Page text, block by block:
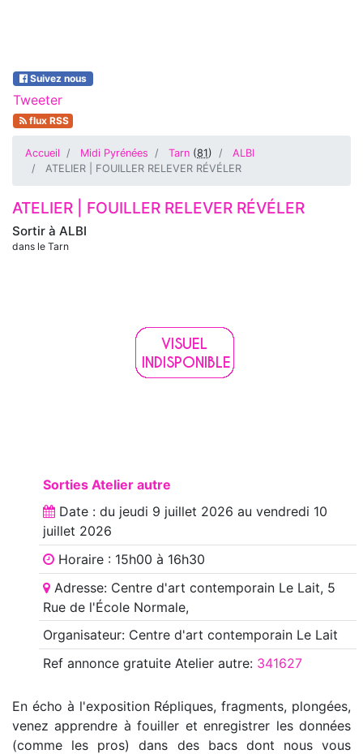
Suivez nous
Tweeter
flux RSS
Accueil Midi Pyrénées Tarn (81)
ALBI
ATELIER | FOUILLER RELEVER RÉVÉLER
Sortir à ALBI
dans le Tarn
ATELIER | FOUILLER RELEVER RÉVÉLER
Sorties Atelier autre
Date : du jeudi 9 juillet 2026 au vendredi 10
juillet 2026
Horaire : 15h00 à 16h30
Adresse: Centre d'art contemporain Le Lait, 5
Rue de l'École Normale,
Organisateur: Centre d'art contemporain Le Lait
Ref annoncegratuite Atelier autre: 341627
En écho à l'exposition Répliques, fragments, plongées,
venez apprendre à fouiller et enregistrer les données
(comme les pros) dans des bacs dont nous vous